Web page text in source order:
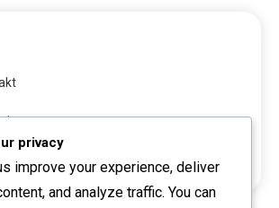
privacy
improve your experience, deliver
and analyze traffic. You can